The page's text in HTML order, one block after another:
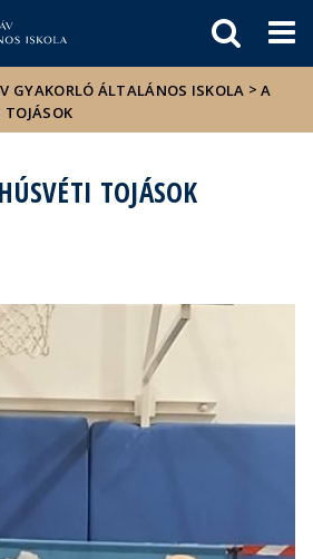
sajtóban
GYAKORLÓ ÁLTALÁNOS ISKOLA >A
TOJÁSOK